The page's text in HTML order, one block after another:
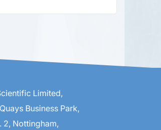
Limited,
Business Park,
2, Nottingham,